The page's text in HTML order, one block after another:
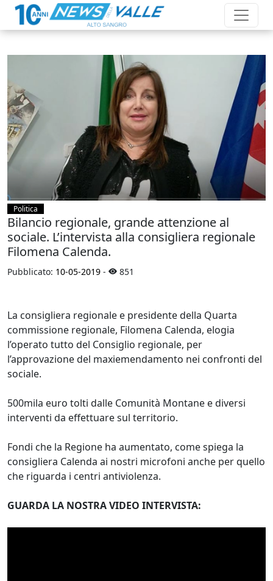
Politica
Bilancio regionale, grande attenzione al
sociale. L’intervista alla consigliera regionale
Filomena Calenda.
Pubblicato: 10-05-2019 - 851
La consigliera regionale e presidente della Quarta
commissione regionale, Filomena Calenda, elogia
l’operato tutto del Consiglio regionale, per
l’approvazione del maxiemendamento nei confronti del
sociale.
500mila euro tolti dalle Comunità Montane e diversi
interventi da effettuare sul territorio.
Fondi che la Regione ha aumentato, come spiega la
consigliera Calenda ai nostri microfoni anche per quello
che riguarda i centri antiviolenza.
GUARDA LA NOSTRA VIDEO INTERVISTA: